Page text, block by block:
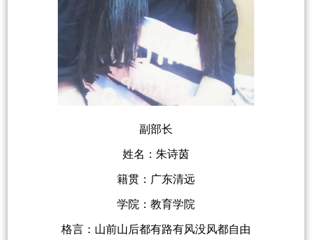
副部长
姓名：朱诗茵
籍贯：广东清远
学院：教育学院
格言：山前山后都有路有风没风都自由